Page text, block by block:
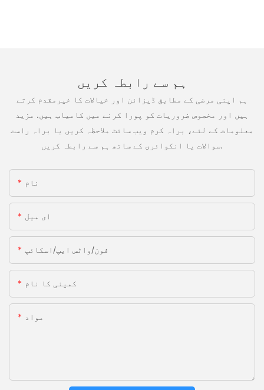
ہم سے رابطہ کریں
ہم اپنی مرضی کے مطابق ڈیزائن اور خیالات کا خیرمقدم کرتے
ہیں اور مخصوص ضروریات کو پورا کرنے میں کامیاب ہیں. مزید
معلومات کے لئے، براہ کرم ویب سائٹ ملاحظہ کریں یا براہ راست
سوالات یا انکوائری کے ساتھ ہم سے رابطہ کریں.
نام
ای میل
فون/واٹس ایپ/اسکائپ
کمپنی کا نام
مواد